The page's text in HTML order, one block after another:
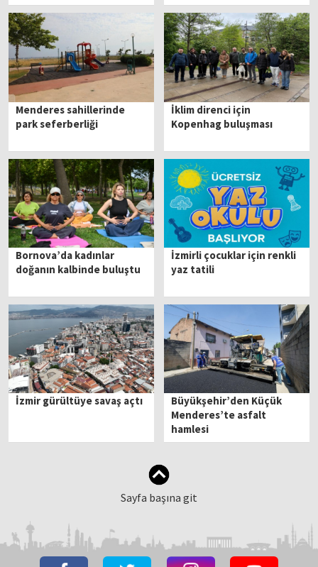
Menderes sahillerinde
park seferberliği
İklim direnci için
Kopenhag buluşması
Bornova’da kadınlar
doğanın kalbinde buluştu
İzmirli çocuklar için renkli
yaz tatili
İzmir gürültüye savaş açtı
Büyükşehir’den Küçük
Menderes’te asfalt
hamlesi
Sayfa başına git